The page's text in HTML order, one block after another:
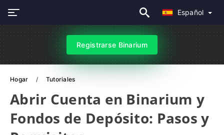
Español
Registrarse Binarium
Hogar Tutoriales
Abrir Cuenta en Binarium y
Fondos de Depósito: Pasos y